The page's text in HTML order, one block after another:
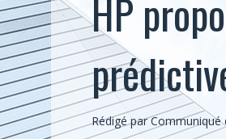
HP
Rédigé par Communiqué